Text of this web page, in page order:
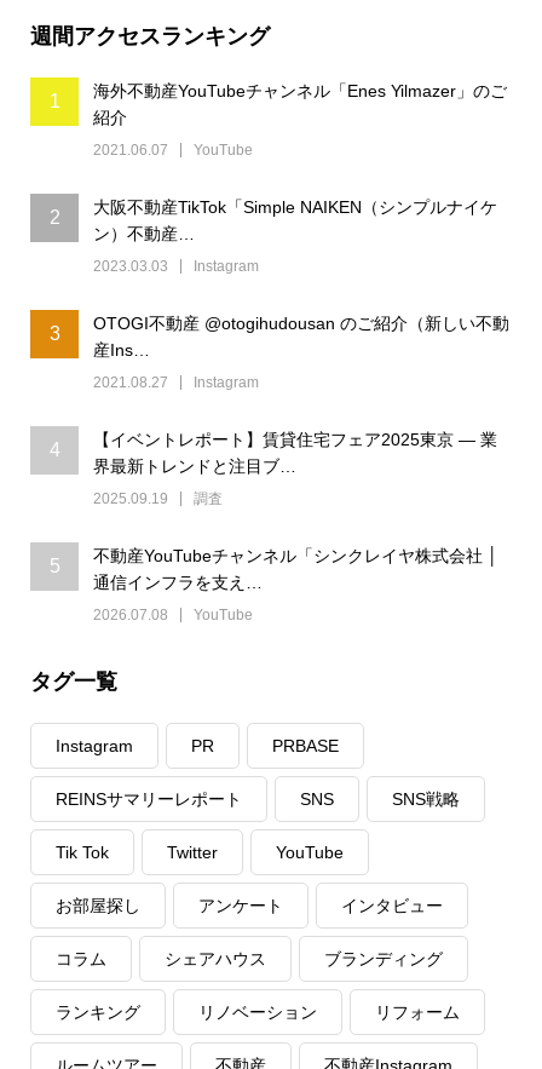
週間アクセスランキング
1
海外不動産YouTubeチャンネル「Enes Yilmazer」のご
紹介
2021.06.07 YouTube
2
大阪不動産TikTok「Simple NAIKEN（シンプルナイケ
ン）不動産…
2023.03.03 Instagram
3
OTOGI不動産 @otogihudousan のご紹介（新しい不動
産Ins…
2021.08.27 Instagram
4
【イベントレポート】賃貸住宅フェア2025東京 ― 業
界最新トレンドと注目ブ…
2025.09.19 調査
5
不動産YouTubeチャンネル「シンクレイヤ株式会社 │
通信インフラを支え…
2026.07.08 YouTube
タグ一覧
Instagram PR PRBASE
REINSサマリーレポート SNS SNS戦略
Tik Tok Twitter YouTube
お部屋探し アンケート インタビュー
コラム シェアハウス ブランディング
ランキング リノベーション リフォーム